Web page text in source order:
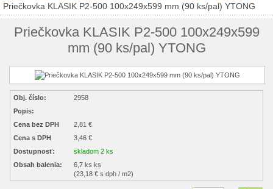
Priečkovka KLASIK P2-500 100x249x599 mm (90 ks/pal) YTONG
Priečkovka KLASIK P2-500 100x249x599
mm (90 ks/pal) YTONG
Obj. číslo:
2958
Popis:
Cena bez DPH
2,81 €
Cena s DPH
3,46 €
Dostupnosť:
skladom 2 ks
Obsah balenia:
6,7 ks ks
(23,18 € s dph / m2)